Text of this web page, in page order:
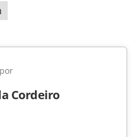
Cordeiro